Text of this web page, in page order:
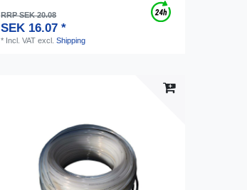
RRP SEK 20.08
SEK 16.07 *
* Incl. VAT excl.Shipping